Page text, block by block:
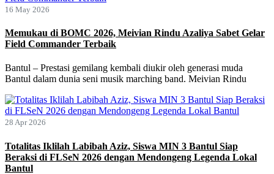
16 May 2026
Memukau di BOMC 2026, Meivian Rindu Azaliya Sabet Gelar
Field Commander Terbaik
Bantul – Prestasi gemilang kembali diukir oleh generasi muda
Bantul dalam dunia seni musik marching band. Meivian Rindu
28 Apr 2026
Totalitas Iklilah Labibah Aziz, Siswa MIN 3 Bantul Siap
Beraksi di FLSeN 2026 dengan Mendongeng Legenda Lokal
Bantul